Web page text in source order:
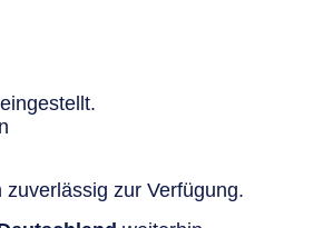
zur Verfügung.